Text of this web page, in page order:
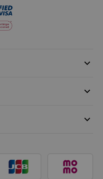
keyboard_arrow_down
keyboard_arrow_down
keyboard_arrow_down